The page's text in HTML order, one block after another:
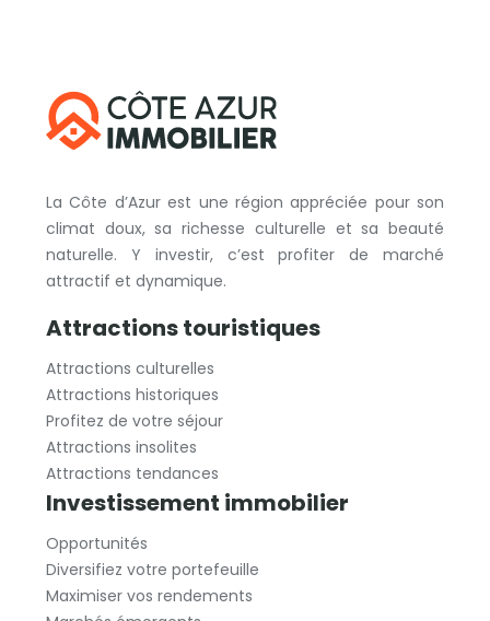
La Côte d’Azur est une région appréciée pour son
climat doux, sa richesse culturelle et sa beauté
naturelle. Y investir, c’est profiter de marché
attractif et dynamique.
Attractions touristiques
Attractions culturelles
Attractions historiques
Profitez de votre séjour
Attractions insolites
Attractions tendances
Investissement immobilier
Opportunités
Diversifiez votre portefeuille
Maximiser vos rendements